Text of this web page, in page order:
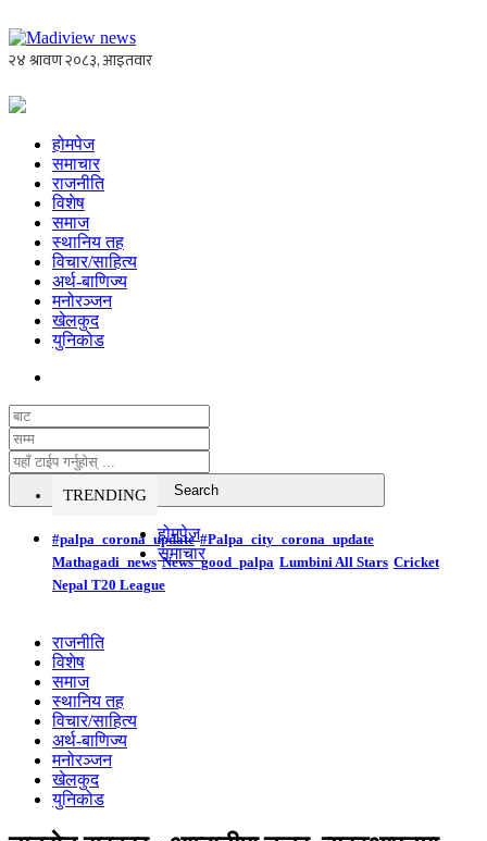
होमपेज
समाचार
राजनीति
विशेष
समाज
स्थानिय तह
विचार/साहित्य
अर्थ-बाणिज्य
मनोरञ्जन
खेलकुद
युनिकोड
TRENDING
#palpa_corona_update #Palpa_city_corona_update
Mathagadi_news News_good_palpa Lumbini All Stars Cricket
Nepal T20 League
होमपेज
समाचार
राजनीति
विशेष
समाज
स्थानिय तह
विचार/साहित्य
अर्थ-बाणिज्य
मनोरञ्जन
खेलकुद
युनिकोड